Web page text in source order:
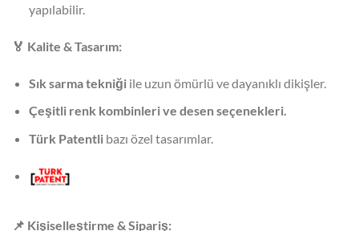
yapılabilir.
🏅 Kalite & Tasarım:
Sık sarma tekniğiile uzun ömürlü ve dayanıklı dikişler.
Çeşitli renk kombinleri ve desen seçenekleri.
Türk Patentlibazı özel tasarımlar.
📌 Kişiselleştirme & Sipariş: